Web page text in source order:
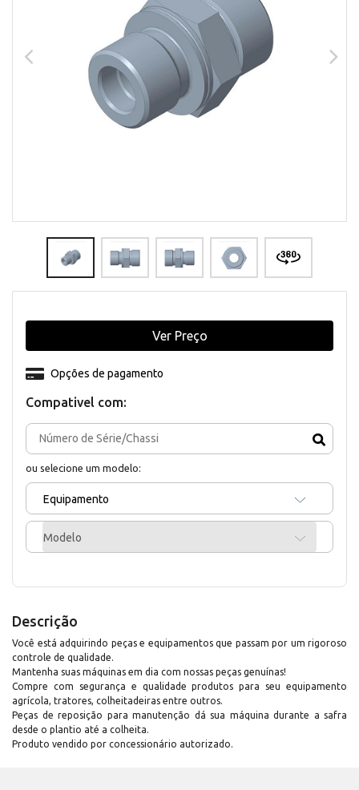
Compativel com:
ou selecione um modelo:
Equipamento
Modelo
Opções de pagamento
Ver Preço
Descrição
Você está adquirindo peças e equipamentos que passam por um rigoroso
controle de qualidade.
Mantenha suas máquinas em dia com nossas peças genuínas!
Compre com segurança e qualidade produtos para seu equipamento
agrícola, tratores, colheitadeiras entre outros.
Peças de reposição para manutenção dá sua máquina durante a safra
desde o plantio até a colheita.
Produto vendido por concessionário autorizado.